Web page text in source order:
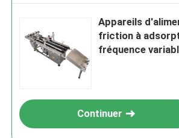
Appareils
friction à
fréquence
Continuer